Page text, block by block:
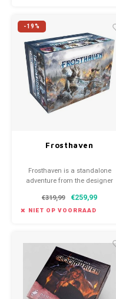
-19%
Frosthaven
Frosthaven is a standalone
adventure from the designer
€319,99 €259,99
NIET OP VOORRAAD